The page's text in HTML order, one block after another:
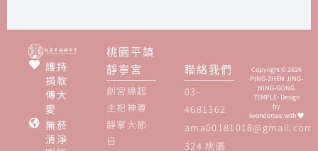
護持
捐款
傳大
愛
無菸
清淨
桃園平鎮
靜寧宮
創宮緣起
主祀神尊
靜寧大節
日
聯絡我們
03-
4681362
ama00181018@gmail.com
324 桃園
Copyright © 2026
PING-ZHEN JING-
NING-GONG
TEMPLE- Design
by
iwonderseewith